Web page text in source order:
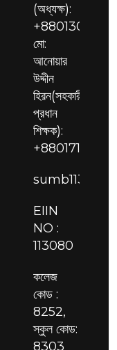
(অধ্যক্ষ):
মো:
আনোয়ার
উদ্দীন
হিরন(সহকারী
প্রধান
শিক্ষক):
EIIN
NO :
113080
কলেজ
কোড :
8252,
স্কুল কোড:
8303